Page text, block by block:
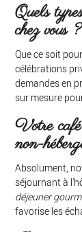
Quels
chez vous ?
Que ce soit
célébrations
demandes en
sur mesure
Votre café
non-
Absolument,
séjournant à
déjeuner
favorise les